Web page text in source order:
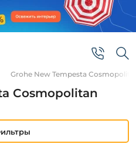
Grohe New Tempesta
Cosmopolitan